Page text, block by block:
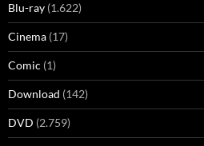
Blu-ray (1.622)
Cinema (17)
Comic (1)
Download (142)
DVD (2.759)